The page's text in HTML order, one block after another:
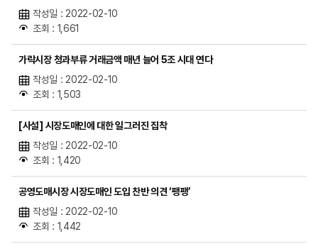
작성일 : 2022-02-10
조회 : 1,661
가락시장 청과부류 거래금액 매년 늘어 5조 시대 연다
작성일 : 2022-02-10
조회 : 1,503
[사설] 시장도매인에 대한 일그러진 집착
작성일 : 2022-02-10
조회 : 1,420
공영도매시장 시장도매인 도입 찬반 의견 ‘팽팽’
작성일 : 2022-02-10
조회 : 1,442